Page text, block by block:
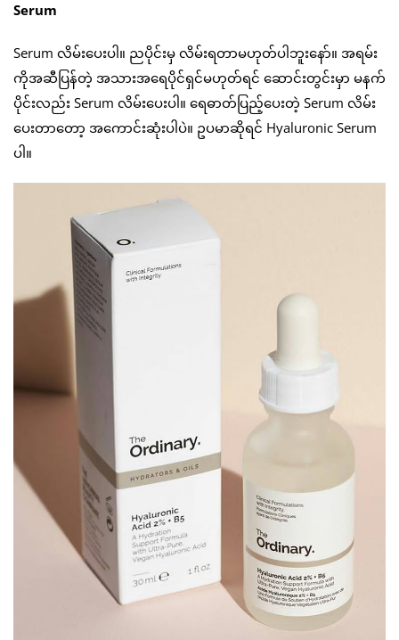
Serum
Serum လိမ်းပေးပါ။ ညပိုင်းမှ လိမ်းရတာမဟုတ်ပါဘူးနော်။ အရမ်း
ကိုအဆီပြန်တဲ့ အသားအရေပိုင်ရှင်မဟုတ်ရင် ဆောင်းတွင်းမှာ မနက်
ပိုင်းလည်း Serum လိမ်းပေးပါ။ ရေဓာတ်ပြည့်ပေးတဲ့ Serum လိမ်း
ပေးတာတော့ အကောင်းဆုံးပါပဲ။ ဥပမာဆိုရင် Hyaluronic Serum
ပါ။